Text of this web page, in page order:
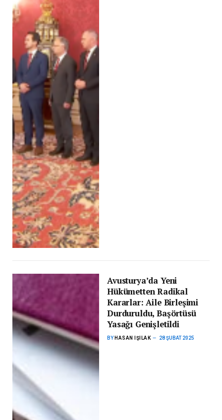
Avusturya’da Yeni
Hükümetten Radikal
Kararlar: Aile Birleşimi
Durduruldu, Başörtüsü
Yasağı Genişletildi
BY HASAN IŞILAK 28 ŞUBAT 2025